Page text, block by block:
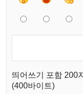
띄어쓰기 포함 200
(400바이트)